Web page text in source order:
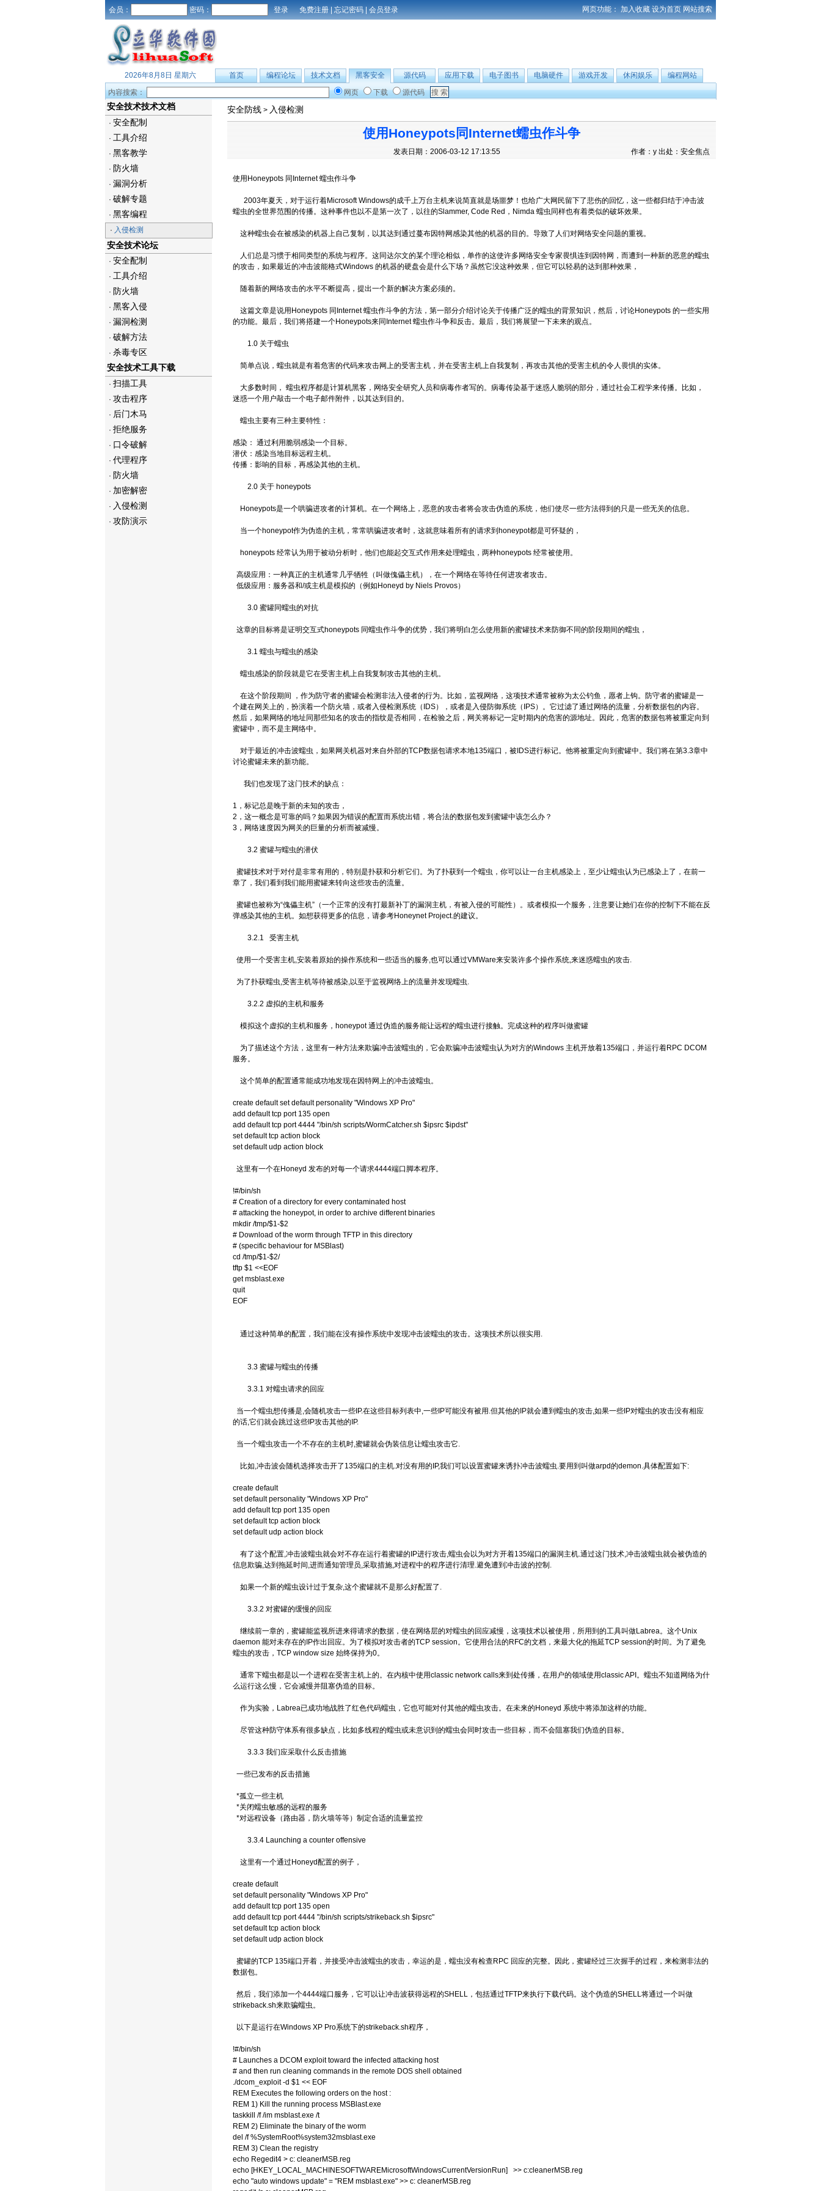
会员： 密码： 免费注册 | 忘记密码 | 会员登录 网页功能： 加入收藏 设为首页 网站搜索
2026年8月8日 星期六 首页 编程论坛 技术文档 黑客安全 源代码 应用下载 电子图书 电脑硬件 游戏开发 休闲娱乐
编程网站
内容搜索：
网页 下载 源代码
安全技术技术文档
· 安全配制
· 工具介绍
· 黑客教学
· 防火墙
· 漏洞分析
· 破解专题
· 黑客编程
· 入侵检测
安全技术论坛
· 安全配制
· 工具介绍
· 防火墙
· 黑客入侵
· 漏洞检测
· 破解方法
· 杀毒专区
安全技术工具下载
· 扫描工具
· 攻击程序
· 后门木马
· 拒绝服务
· 口令破解
· 代理程序
· 防火墙
· 加密解密
· 入侵检测
· 攻防演示
安全防线 > 入侵检测
使用Honeypots同Internet蠕虫作斗争
发表日期：2006-03-12 17:13:55 作者：y 出处：安全焦点
使用Honeypots 同Internet 蠕虫作斗争
2003年夏天，对于运行着Microsoft Windows的成千上万台主机来说简直就是场噩梦！也给广大网民留下了悲伤的回忆，这一些都归结于冲击波
蠕虫的全世界范围的传播。这种事件也以不是第一次了，以往的Slammer, Code Red，Nimda 蠕虫同样也有着类似的破坏效果。
这种蠕虫会在被感染的机器上自己复制，以其达到通过蔓布因特网感染其他的机器的目的。导致了人们对网络安全问题的重视。
人们总是习惯于相同类型的系统与程序。这同达尔文的某个理论相似，单作的这使许多网络安全专家畏惧连到因特网，而遭到一种新的恶意的蠕虫
的攻击，如果最近的冲击波能格式Windows 的机器的硬盘会是什么下场？虽然它没这种效果，但它可以轻易的达到那种效果，
随着新的网络攻击的水平不断提高，提出一个新的解决方案必须的。
这篇文章是说用Honeypots 同Internet 蠕虫作斗争的方法，第一部分介绍讨论关于传播广泛的蠕虫的背景知识，然后，讨论Honeypots 的一些实用
的功能。最后，我们将搭建一个Honeypots来同Internet 蠕虫作斗争和反击。最后，我们将展望一下未来的观点。
1.0 关于蠕虫
简单点说，蠕虫就是有着危害的代码来攻击网上的受害主机，并在受害主机上自我复制，再攻击其他的受害主机的令人畏惧的实体。
大多数时间， 蠕虫程序都是计算机黑客，网络安全研究人员和病毒作者写的。病毒传染基于迷惑人脆弱的部分，通过社会工程学来传播。比如，
迷惑一个用户敲击一个电子邮件附件，以其达到目的。
蠕虫主要有三种主要特性：
感染： 通过利用脆弱感染一个目标。
潜伏：感染当地目标远程主机。
传播：影响的目标，再感染其他的主机。
2.0 关于 honeypots
Honeypots是一个哄骗进攻者的计算机。在一个网络上，恶意的攻击者将会攻击伪造的系统，他们使尽一些方法得到的只是一些无关的信息。
当一个honeypot作为伪造的主机，常常哄骗进攻者时，这就意味着所有的请求到honeypot都是可怀疑的，
honeypots 经常认为用于被动分析时，他们也能起交互式作用来处理蠕虫，两种honeypots 经常被使用。
高级应用：一种真正的主机通常几乎牺牲（叫做傀儡主机），在一个网络在等待任何进攻者攻击。
低级应用：服务器和/或主机是模拟的（例如Honeyd by Niels Provos）
3.0 蜜罐同蠕虫的对抗
这章的目标将是证明交互式honeypots 同蠕虫作斗争的优势，我们将明白怎么使用新的蜜罐技术来防御不同的阶段期间的蠕虫，
3.1 蠕虫与蠕虫的感染
蠕虫感染的阶段就是它在受害主机上自我复制攻击其他的主机。
在这个阶段期间 ，作为防守者的蜜罐会检测非法入侵者的行为。比如，监视网络，这项技术通常被称为太公钓鱼，愿者上钩。防守者的蜜罐是一
个建在网关上的，扮演着一个防火墙，或者入侵检测系统（IDS），或者是入侵防御系统（IPS）。它过滤了通过网络的流量，分析数据包的内容。
然后，如果网络的地址同那些知名的攻击的指纹是否相同，在检验之后，网关将标记一定时期内的危害的源地址。因此，危害的数据包将被重定向到
蜜罐中，而不是主网络中。
对于最近的冲击波蠕虫，如果网关机器对来自外部的TCP数据包请求本地135端口，被IDS进行标记。他将被重定向到蜜罐中。我们将在第3.3章中
讨论蜜罐未来的新功能。
我们也发现了这门技术的缺点：
1，标记总是晚于新的未知的攻击，
2，这一概念是可靠的吗？如果因为错误的配置而系统出错，将合法的数据包发到蜜罐中该怎么办？
3，网络速度因为网关的巨量的分析而被减慢。
3.2 蜜罐与蠕虫的潜伏
蜜罐技术对于对付是非常有用的，特别是扑获和分析它们。为了扑获到一个蠕虫，你可以让一台主机感染上，至少让蠕虫认为已感染上了，在前一
章了，我们看到我们能用蜜罐来转向这些攻击的流量。
蜜罐也被称为“傀儡主机”（一个正常的没有打最新补丁的漏洞主机，有被入侵的可能性）。或者模拟一个服务，注意要让她们在你的控制下不能在反
弹感染其他的主机。如想获得更多的信息，请参考Honeynet Project.的建议。
3.2.1 受害主机
使用一个受害主机,安装着原始的操作系统和一些适当的服务,也可以通过VMWare来安装许多个操作系统,来迷惑蠕虫的攻击.
为了扑获蠕虫,受害主机等待被感染,以至于监视网络上的流量并发现蠕虫.
3.2.2 虚拟的主机和服务
模拟这个虚拟的主机和服务，honeypot 通过伪造的服务能让远程的蠕虫进行接触。完成这种的程序叫做蜜罐
为了描述这个方法，这里有一种方法来欺骗冲击波蠕虫的，它会欺骗冲击波蠕虫认为对方的Windows 主机开放着135端口，并运行着RPC DCOM
服务。
这个简单的配置通常能成功地发现在因特网上的冲击波蠕虫。
create default set default personality "Windows XP Pro"
add default tcp port 135 open
add default tcp port 4444 "/bin/sh scripts/WormCatcher.sh $ipsrc $ipdst"
set default tcp action block
set default udp action block
这里有一个在Honeyd 发布的对每一个请求4444端口脚本程序。
!#/bin/sh
# Creation of a directory for every contaminated host
# attacking the honeypot, in order to archive different binaries
mkdir /tmp/$1-$2
# Download of the worm through TFTP in this directory
# (specific behaviour for MSBlast)
cd /tmp/$1-$2/
tftp $1 <<EOF
get msblast.exe
quit
EOF
通过这种简单的配置，我们能在没有操作系统中发现冲击波蠕虫的攻击。这项技术所以很实用.
3.3 蜜罐与蠕虫的传播
3.3.1 对蠕虫请求的回应
当一个蠕虫想传播是,会随机攻击一些IP.在这些目标列表中,一些IP可能没有被用.但其他的IP就会遭到蠕虫的攻击,如果一些IP对蠕虫的攻击没有相应
的话,它们就会跳过这些IP攻击其他的IP.
当一个蠕虫攻击一个不存在的主机时,蜜罐就会伪装信息让蠕虫攻击它.
比如,冲击波会随机选择攻击开了135端口的主机.对没有用的IP,我们可以设置蜜罐来诱扑冲击波蠕虫.要用到叫做arpd的demon.具体配置如下:
create default
set default personality "Windows XP Pro"
add default tcp port 135 open
set default tcp action block
set default udp action block
有了这个配置,冲击波蠕虫就会对不存在运行着蜜罐的IP进行攻击,蠕虫会以为对方开着135端口的漏洞主机.通过这门技术,冲击波蠕虫就会被伪造的
信息欺骗,达到拖延时间,进而通知管理员,采取措施,对进程中的程序进行清理.避免遭到冲击波的控制.
如果一个新的蠕虫设计过于复杂,这个蜜罐就不是那么好配置了.
3.3.2 对蜜罐的缓慢的回应
继续前一章的，蜜罐能监视所进来得请求的数据，使在网络层的对蠕虫的回应减慢，这项技术以被使用，所用到的工具叫做Labrea。这个Unix
daemon 能对未存在的IP作出回应。为了模拟对攻击者的TCP session。它使用合法的RFC的文档，来最大化的拖延TCP session的时间。为了避免
蠕虫的攻击，TCP window size 始终保持为0。
通常下蠕虫都是以一个进程在受害主机上的。在内核中使用classic network calls来到处传播，在用户的领域使用classic API。蠕虫不知道网络为什
么运行这么慢，它会减慢并阻塞伪造的目标。
作为实验，Labrea已成功地战胜了红色代码蠕虫，它也可能对付其他的蠕虫攻击。在未来的Honeyd 系统中将添加这样的功能。
尽管这种防守体系有很多缺点，比如多线程的蠕虫或未意识到的蠕虫会同时攻击一些目标，而不会阻塞我们伪造的目标。
3.3.3 我们应采取什么反击措施
一些已发布的反击措施
*孤立一些主机
*关闭蠕虫敏感的远程的服务
*对远程设备（路由器，防火墙等等）制定合适的流量监控
3.3.4 Launching a counter offensive
这里有一个通过Honeyd配置的例子，
create default
set default personality "Windows XP Pro"
add default tcp port 135 open
add default tcp port 4444 "/bin/sh scripts/strikeback.sh $ipsrc"
set default tcp action block
set default udp action block
蜜罐的TCP 135端口开着，并接受冲击波蠕虫的攻击，幸运的是，蠕虫没有检查RPC 回应的完整。因此，蜜罐经过三次握手的过程，来检测非法的
数据包。
然后，我们添加一个4444端口服务，它可以让冲击波获得远程的SHELL，包括通过TFTP来执行下载代码。这个伪造的SHELL将通过一个叫做
strikeback.sh来欺骗蠕虫。
以下是运行在Windows XP Pro系统下的strikeback.sh程序，
!#/bin/sh
# Launches a DCOM exploit toward the infected attacking host
# and then run cleaning commands in the remote DOS shell obtained
./dcom_exploit -d $1 << EOF
REM Executes the following orders on the host :
REM 1) Kill the running process MSBlast.exe
taskkill /f /im msblast.exe /t
REM 2) Eliminate the binary of the worm
del /f %SystemRoot%system32msblast.exe
REM 3) Clean the registry
echo Regedit4 > c: cleanerMSB.reg
echo [HKEY_LOCAL_MACHINESOFTWAREMicrosoftWindowsCurrentVersionRun] >> c:cleanerMSB.reg
echo "auto windows update" = "REM msblast.exe" >> c: cleanerMSB.reg